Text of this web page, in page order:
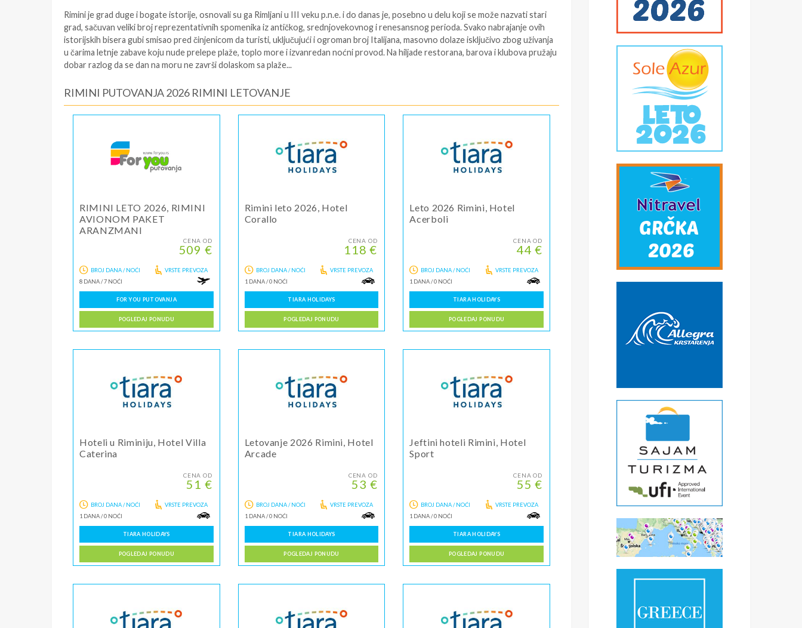
Rimini je grad duge i bogate istorije, osnovali su ga Rimljani u III veku p.n.e. i do danas je, posebno u delu koji se može nazvati stari
grad, sačuvan veliki broj reprezentativnih spomenika iz antičkog, srednjovekovnog i renesansnog perioda. Svako nabrajanje ovih
istorijskih bisera gubi smisao pred činjenicom da turisti, uključujući i ogroman broj Italijana, masovno dolaze isključivo zbog uživanja
u čarima letnje zabave koju nude prelepe plaže, toplo more i izvanredan noćni provod. Na hiljade restorana, barova i klubova pružaju
dobar razlog da se dan na moru ne završi dolaskom sa plaže...
RIMINI PUTOVANJA 2026 RIMINI LETOVANJE
RIMINI LETO 2026, RIMINI
AVIONOM PAKET
ARANZMANI
CENA OD
509 €
BROJ DANA / NOĆI
8 DANA/7 NOĆI
VRSTE PREVOZA
FOR YOU PUTOVANJA
POGLEDAJ PONUDU
Rimini leto 2026, Hotel
Corallo
CENA OD
118 €
BROJ DANA / NOĆI
1 DANA/0 NOĆI
VRSTE PREVOZA
TIARA HOLIDAYS
POGLEDAJ PONUDU
Leto 2026 Rimini, Hotel
Acerboli
CENA OD
44 €
BROJ DANA / NOĆI
1 DANA/0 NOĆI
VRSTE PREVOZA
TIARA HOLIDAYS
POGLEDAJ PONUDU
Hoteli u Riminiju, Hotel Villa
Caterina
CENA OD
51 €
BROJ DANA / NOĆI
1 DANA/0 NOĆI
VRSTE PREVOZA
TIARA HOLIDAYS
POGLEDAJ PONUDU
Letovanje 2026 Rimini, Hotel
Arcade
CENA OD
53 €
BROJ DANA / NOĆI
1 DANA/0 NOĆI
VRSTE PREVOZA
TIARA HOLIDAYS
POGLEDAJ PONUDU
Jeftini hoteli Rimini, Hotel
Sport
CENA OD
55 €
BROJ DANA / NOĆI
1 DANA/0 NOĆI
VRSTE PREVOZA
TIARA HOLIDAYS
POGLEDAJ PONUDU